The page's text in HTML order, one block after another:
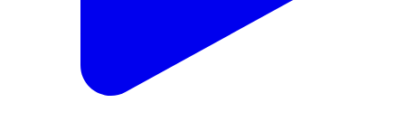
বিহালীত দিনৰ পোহৰতে হ"""" কাণ্ড। প্ৰদীপ গঞ্জুৰ দাৰ ঘাপত প্ৰাণহানি